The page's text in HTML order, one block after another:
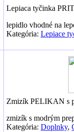
Lepiaca tyčinka
lepidlo vhodné na
Kategória: Lepiace
Zmizík PELIKAN s
zmizík s modrým
Kategória: Doplnky,